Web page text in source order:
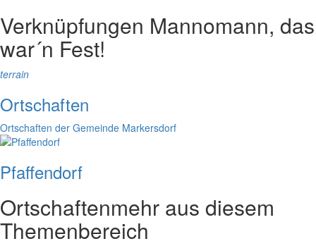
Verknüpfungen Mannomann, das
war´n Fest!
terrain
Ortschaften
Ortschaften der Gemeinde Markersdorf
Pfaffendorf
Ortschaftenmehr aus diesem
Themenbereich